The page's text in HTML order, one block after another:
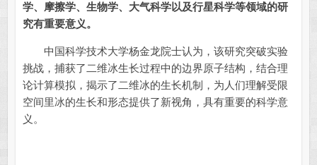
学、摩擦学、生物学、大气科学以及行星科学等领域的研
究有重要意义。
中国科学技术大学杨金龙院士认为，该研究突破实验
挑战，捕获了二维冰生长过程中的边界原子结构，结合理
论计算模拟，揭示了二维冰的生长机制，为人们理解受限
空间里冰的生长和形态提供了新视角，具有重要的科学意
义。